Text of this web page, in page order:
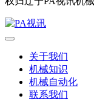
关于我们
机械知识
机械自动化
联系我们